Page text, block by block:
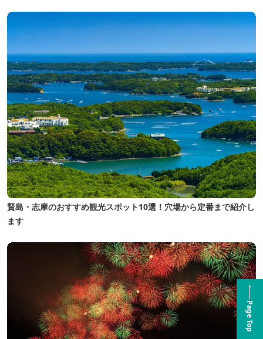
賢島・志摩のおすすめ観光スポット10選！穴場から定番まで紹介し
ます
Page Top